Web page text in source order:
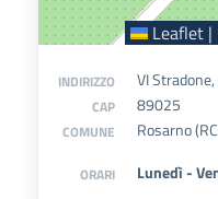
Leaflet |
INDIRIZZO VI
CAP 89025
COMUNE Rosarno
ORARI Lunedì -